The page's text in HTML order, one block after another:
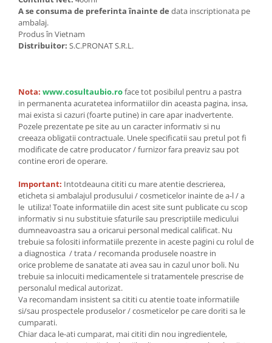
A se consuma de preferinta înainte de data inscriptionata pe
ambalaj.
Produs în Vietnam
Distribuitor: S.C.PRONAT S.R.L.
Nota: www.cosultaubio.roface tot posibilul pentru a pastra
in permanenta acuratetea informatiilor din aceasta pagina, insa,
mai exista si cazuri (foarte putine) in care apar inadvertente.
Pozele prezentate pe site au un caracter informativ si nu
creeaza obligatii contractuale. Unele specificatii sau pretul pot fi
modificate de catre producator / furnizor fara preaviz sau pot
contine erori de operare.
Important: Intotdeauna cititi cu mare atentie descrierea,
eticheta si ambalajul produsului / cosmeticelor inainte de a-l / a
le utiliza! Toate informatiile din acest site sunt publicate cu scop
informativ si nu substituie sfaturile sau prescriptiile medicului
dumneavoastra sau a oricarui personal medical calificat. Nu
trebuie sa folositi informatiile prezente in aceste pagini cu rolul de
a diagnostica / trata / recomanda produsele noastre in
orice probleme de sanatate ati avea sau in cazul unor boli. Nu
trebuie sa inlocuiti medicamentele si tratamentele prescrise de
personalul medical autorizat.
Va recomandam insistent sa cititi cu atentie toate informatiile
si/sau prospectele produselor / cosmeticelor pe care doriti sa le
cumparati.
Chiar daca le-ati cumparat, mai cititi din nou ingredientele,